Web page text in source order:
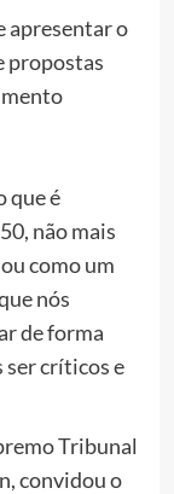
apresentar o
propostas
que é
não mais
como um
nós
de forma
ser críticos e
Tribunal
convidou o